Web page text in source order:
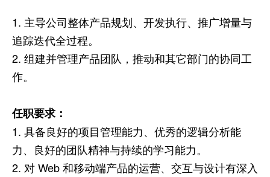
1. 主导公司整体产品规划、开发执行、推广增量与
追踪迭代全过程。
2. 组建并管理产品团队，推动和其它部门的协同工
作。
任职要求：
1. 具备良好的项目管理能力、优秀的逻辑分析能
力、良好的团队精神与持续的学习能力。
2. 对 Web 和移动端产品的运营、交互与设计有深入